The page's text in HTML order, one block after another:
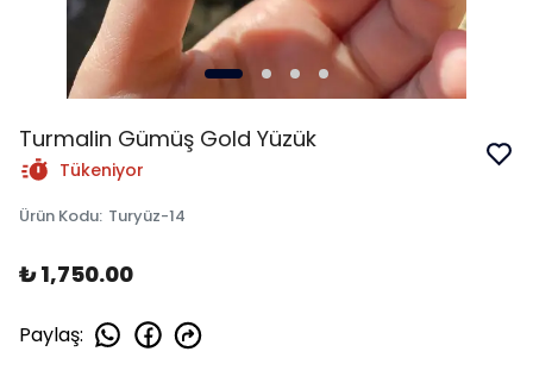
Turmalin Gümüş Gold Yüzük
Tükeniyor
Ürün Kodu: Turyüz-14
₺ 1,750.00
Paylaş: